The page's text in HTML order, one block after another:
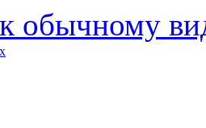
обычному